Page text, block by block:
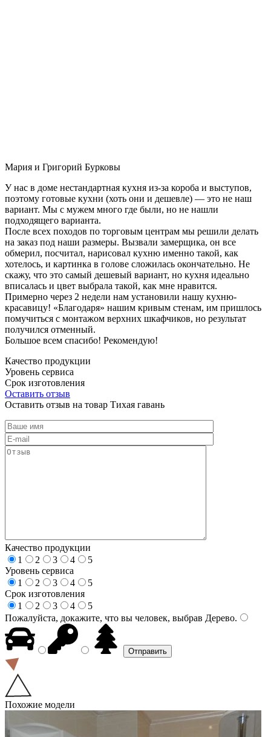
Мария и Григорий Бурковы
У нас в доме нестандартная кухня из-за короба и выступов,
поэтому готовые кухни (хоть они и дешевле) — это не наш
вариант. Мы с мужем много где были, но не нашли
подходящего варианта.
После всех походов по торговым центрам мы решили делать
на заказ под наши размеры. Вызвали замерщика, он все
обмерил, посчитал, нарисовал кухню именно такой, как
хотелось, и картинка в голове сложилась окончательно. Не
скажу, что это самый дешевый вариант, но кухня идеально
вписалась и цвет выбрала такой, как мне нравится.
Примерно через 2 недели нам установили нашу кухню-
красавицу! «Благодаря» нашим кривым стенам, им пришлось
помучиться с монтажом верхних шкафчиков, но результат
получился отменный.
Большое всем спасибо! Рекомендую!
Качество продукции
Уровень сервиса
Срок изготовления
Оставить отзыв
Оставить отзыв на товар Тихая гавань
Качество продукции
1
2 3 4
5
Уровень сервиса
1
2 3 4
5
Срок изготовления
1
2 3 4
5
Пожалуйста, докажите, что вы человек, выбрав Дерево.
Похожие модели